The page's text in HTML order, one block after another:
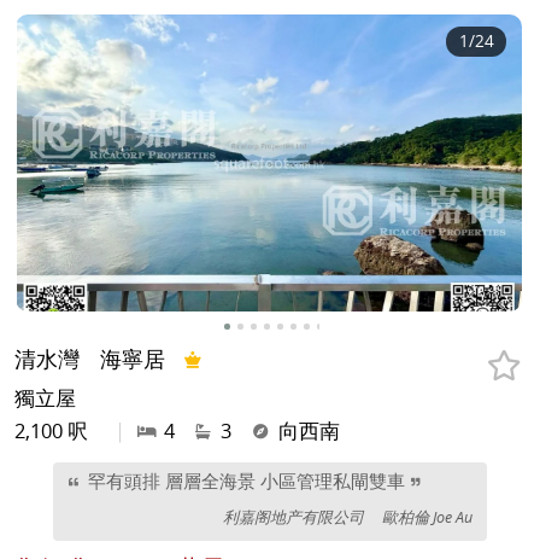
1/24
清水灣 海寧居
獨立屋
2,100 呎
| 4 3 向西南
罕有頭排 層層全海景 小區管理私閘雙車
利嘉阁地产有限公司 歐柏倫 Joe Au